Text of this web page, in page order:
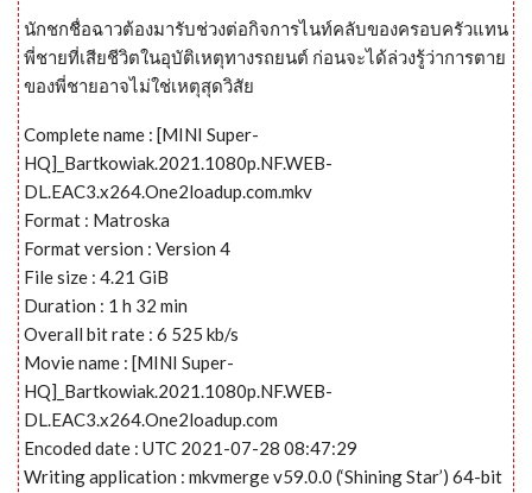
นักชกชื่อฉาวต้องมารับช่วงต่อกิจการไนท์คลับของครอบครัวแทน
พี่ชายที่เสียชีวิตในอุบัติเหตุทางรถยนต์ ก่อนจะได้ล่วงรู้ว่าการตาย
ของพี่ชายอาจไม่ใช่เหตุสุดวิสัย
Complete name : [MINI Super-
HQ]_Bartkowiak.2021.1080p.NF.WEB-
DL.EAC3.x264.One2loadup.com.mkv
Format : Matroska
Format version : Version 4
File size : 4.21 GiB
Duration : 1 h 32 min
Overall bit rate : 6 525 kb/s
Movie name : [MINI Super-
HQ]_Bartkowiak.2021.1080p.NF.WEB-
DL.EAC3.x264.One2loadup.com
Encoded date : UTC 2021-07-28 08:47:29
Writing application : mkvmerge v59.0.0 (‘Shining Star’) 64-bit